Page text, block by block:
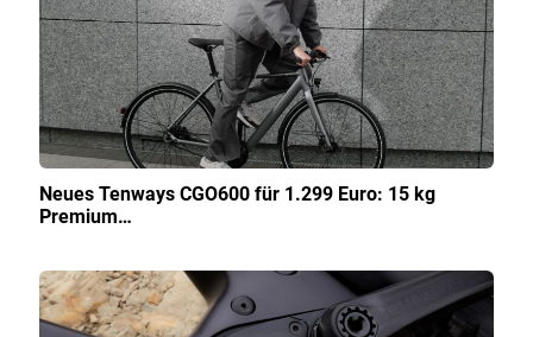
Neues Tenways CGO600 für 1.299 Euro: 15 kg
Premium…